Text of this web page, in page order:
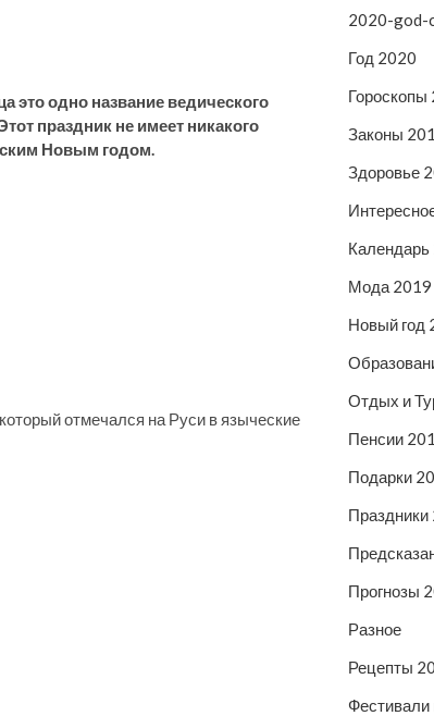
это одно название ведического
праздник не имеет никакого
Новым годом.
отмечался на Руси в языческие
2020-god-
Год 2020
Гороскопы
Законы
Здоровье
Мода 2019
Новый год
Отдых и
Пенсии
Подарки
Праздники
Прогнозы
Разное
Рецепты
Фестивали